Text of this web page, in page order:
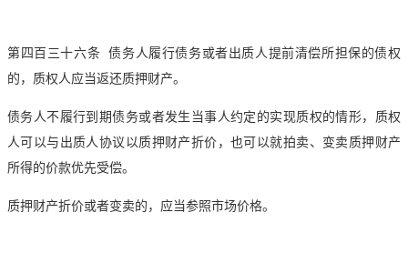
第四百三十六条 债务人履行债务或者出质人提前清偿所担保的债权
的，质权人应当返还质押财产。
债务人不履行到期债务或者发生当事人约定的实现质权的情形，质权
人可以与出质人协议以质押财产折价，也可以就拍卖、变卖质押财产
所得的价款优先受偿。
质押财产折价或者变卖的，应当参照市场价格。